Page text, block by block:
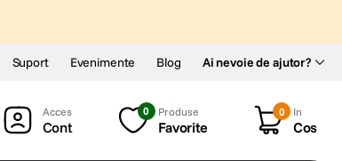
Ai nevoie de ajutor?
Suport Evenimente Blog
Cont
0 Produse
Favorite
0 In
Cos